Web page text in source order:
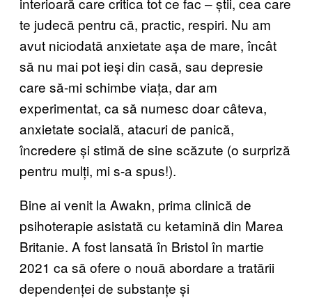
te judecă pentru că, practic, respiri. Nu am
avut niciodată anxietate așa de mare, încât
să nu mai pot ieși din casă, sau depresie
care să-mi schimbe viața, dar am
experimentat, ca să numesc doar câteva,
anxietate socială, atacuri de panică,
încredere și stimă de sine scăzute (o surpriză
pentru mulți, mi s-a spus!).
Bine ai venit la Awakn, prima clinică de
psihoterapie asistată cu ketamină din Marea
Britanie. A fost lansată în Bristol în martie
2021 ca să ofere o nouă abordare a tratării
dependenței de substanțe și